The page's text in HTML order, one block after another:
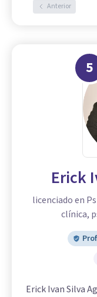
Anterior
5
Erick
licenciado en
clínica,
Erick Ivan Silva